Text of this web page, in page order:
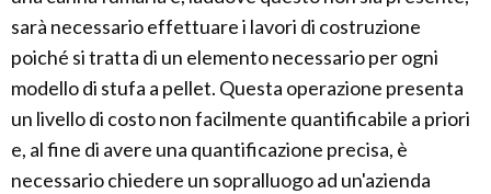
sarà necessario effettuare i lavori di costruzione
poiché si tratta di un elemento necessario per ogni
modello di stufa a pellet. Questa operazione presenta
un livello di costo non facilmente quantificabile a priori
e, al fine di avere una quantificazione precisa, è
necessario chiedere un sopralluogo ad un'azienda